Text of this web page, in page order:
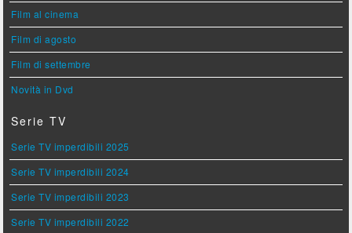
Film al cinema
Film di agosto
Film di settembre
Novità in Dvd
Serie TV
Serie TV imperdibili 2025
Serie TV imperdibili 2024
Serie TV imperdibili 2023
Serie TV imperdibili 2022